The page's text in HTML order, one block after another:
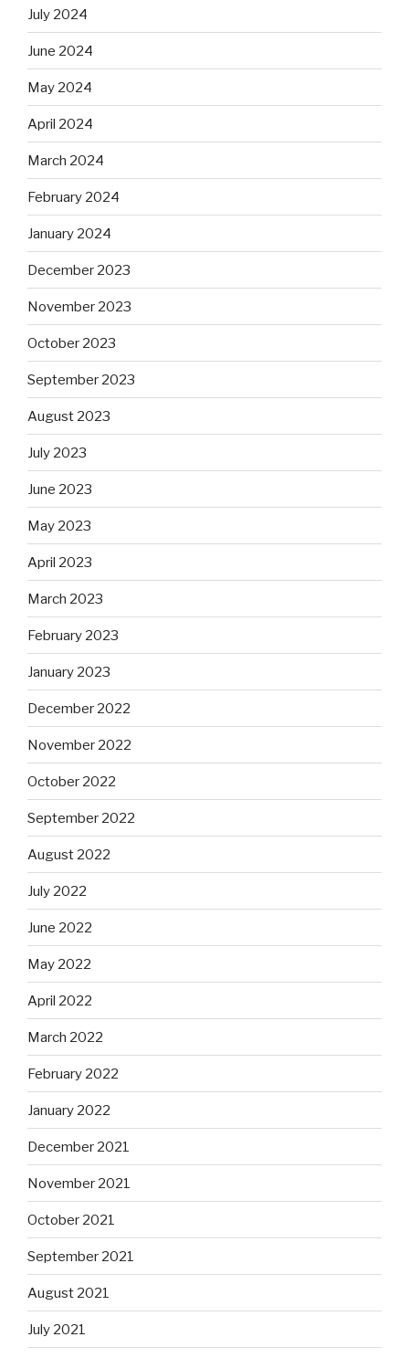
July 2024
June 2024
May 2024
April 2024
March 2024
February 2024
January 2024
December 2023
November 2023
October 2023
September 2023
August 2023
July 2023
June 2023
May 2023
April 2023
March 2023
February 2023
January 2023
December 2022
November 2022
October 2022
September 2022
August 2022
July 2022
June 2022
May 2022
April 2022
March 2022
February 2022
January 2022
December 2021
November 2021
October 2021
September 2021
August 2021
July 2021